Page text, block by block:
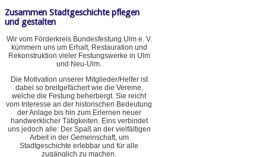
Zusammen Stadtgeschichte pflegen
und gestalten
Wir vom Förderkreis Bundesfestung Ulm e. V.
kümmern uns um Erhalt, Restauration und
Rekonstruktion vieler Festungswerke in Ulm
und Neu-Ulm.
Die Motivation unserer Mitglieder/Helfer ist
dabei so breitgefächert wie die Vereine,
welche die Festung beherbergt. Sie reicht
vom Interesse an der historischen Bedeutung
der Anlage bis hin zum Erlernen neuer
handwerklicher Tätigkeiten. Eins verbindet
uns jedoch alle: Der Spaß an der vielfältigen
Arbeit in der Gemeinschaft, um
Stadtgeschichte erlebbar und für alle
zugänglich zu machen.